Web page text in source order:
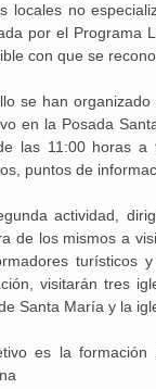
locales no
por el Programa
con que se
se han
en la Posada
las 11:00 horas a
puntos de
actividad,
de los mismos a
turísticos
visitarán tres
Santa María y la
es la formación